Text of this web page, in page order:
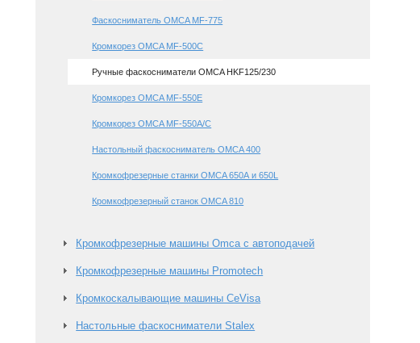
Фаскосниматель OMCA MF-775
Кромкорез OMCA MF-500C
Ручные фаскосниматели OMCA HKF125/230
Кромкорез OMCA MF-550Е
Кромкорез OMCA MF-550А/С
Настольный фаскосниматель OMCA 400
Кромкофрезерные станки OMCA 650А и 650L
Кромкофрезерный станок OMCA 810
Кромкофрезерные машины Omca с автоподачей
Кромкофрезерные машины Promotech
Кромкоскалывающие машины CeVisa
Настольные фаскосниматели Stalex